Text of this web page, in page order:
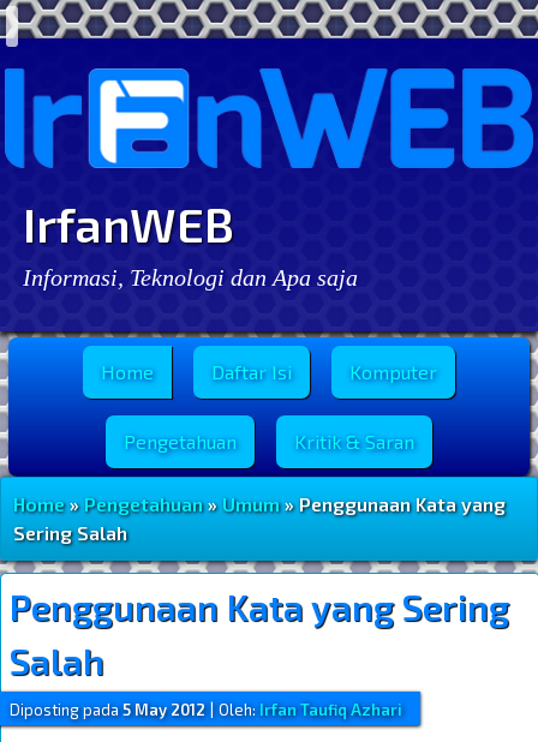
IrfanWEB
Informasi, Teknologi dan Apa saja
Menu Utama
Home Daftar Isi Komputer
Pengetahuan Kritik & Saran
Home»Pengetahuan»Umum» Penggunaan Kata yang
Sering Salah
Penggunaan Kata yang Sering
Salah
Diposting pada5 May 2012 Oleh:Irfan Taufiq Azhari